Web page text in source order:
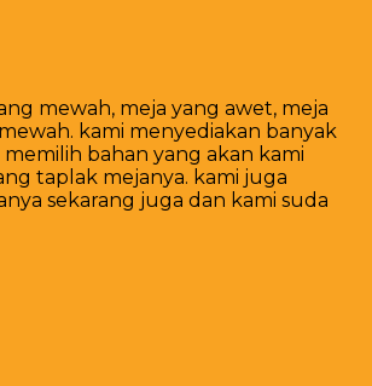
mewah, meja yang awet, meja
kami menyediakan banyak
bahan yang akan kami
taplak mejanya. kami juga
sekarang juga dan kami suda